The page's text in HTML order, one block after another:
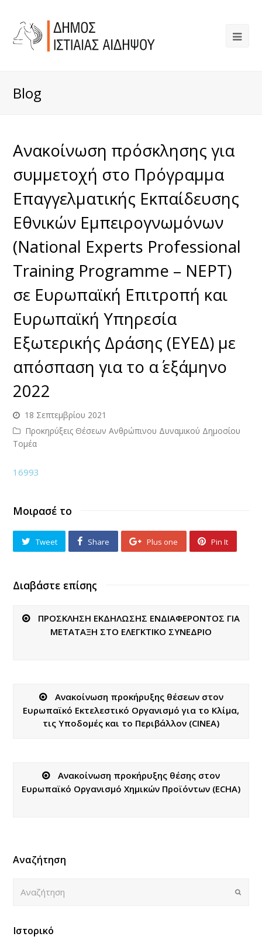
Blog
Ανακοίνωση πρόσκλησης για
συμμετοχή στο Πρόγραμμα
Επαγγελματικής Εκπαίδευσης
Εθνικών Εμπειρογνωμόνων
(National Experts Professional
Training Programme – NEPT)
σε Ευρωπαϊκή Επιτροπή και
Ευρωπαϊκή Υπηρεσία
Εξωτερικής Δράσης (ΕΥΕΔ) με
απόσπαση για το α΄ εξάμηνο
2022
18 Σεπτεμβρίου 2021
Προκηρύξεις Θέσεων Ανθρώπινου Δυναμικού Δημοσίου
Τομέα
16993
Μοιρασέ το
Tweet Share Plus one Pin It
Διαβάστε επίσης
ΠΡΟΣΚΛΗΣΗ ΕΚΔΗΛΩΣΗΣ ΕΝΔΙΑΦΕΡΟΝΤΟΣ ΓΙΑ
ΜΕΤΑΤΑΞΗ ΣΤΟ ΕΛΕΓΚΤΙΚΟ ΣΥΝΕΔΡΙΟ
Ανακοίνωση προκήρυξης θέσεων στον
Ευρωπαϊκό Εκτελεστικό Οργανισμό για το Κλίμα,
τις Υποδομές και το Περιβάλλον (CINEA)
Ανακοίνωση προκήρυξης θέσης στον
Ευρωπαϊκό Οργανισμό Χημικών Προϊόντων (ECHA)
Αναζήτηση
Submit
Ιστορικό